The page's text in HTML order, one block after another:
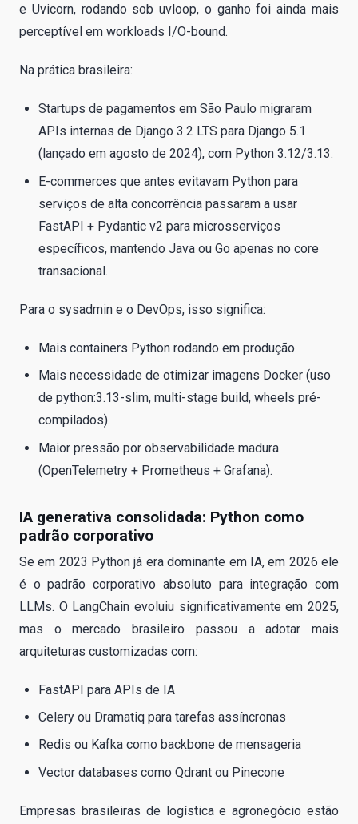
e Uvicorn, rodando sob uvloop, o ganho foi ainda mais
perceptível em workloads I/O-bound.
Na prática brasileira:
Startups de pagamentos em São Paulo migraram
APIs internas de Django 3.2 LTS para Django 5.1
(lançado em agosto de 2024), com Python 3.12/3.13.
E-commerces que antes evitavam Python para
serviços de alta concorrência passaram a usar
FastAPI + Pydantic v2 para microsserviços
específicos, mantendo Java ou Go apenas no core
transacional.
Para o sysadmin e o DevOps, isso significa:
Mais containers Python rodando em produção.
Mais necessidade de otimizar imagens Docker (uso
de python:3.13-slim, multi-stage build, wheels pré-
compilados).
Maior pressão por observabilidade madura
(OpenTelemetry + Prometheus + Grafana).
IA generativa consolidada: Python como
padrão corporativo
Se em 2023 Python já era dominante em IA, em 2026 ele
é o padrão corporativo absoluto para integração com
LLMs. O LangChain evoluiu significativamente em 2025,
mas o mercado brasileiro passou a adotar mais
arquiteturas customizadas com:
FastAPI para APIs de IA
Celery ou Dramatiq para tarefas assíncronas
Redis ou Kafka como backbone de mensageria
Vector databases como Qdrant ou Pinecone
Empresas brasileiras de logística e agronegócio estão